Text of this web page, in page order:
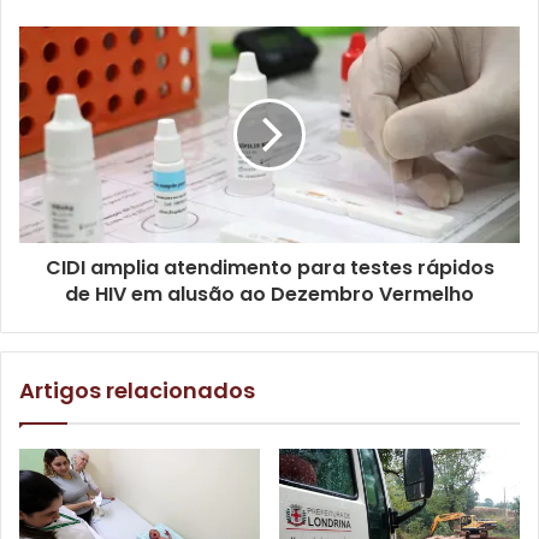
autoridades e belíssimas apresentações artísticas e
culturais dos alunos do Programa Vencer. As crianças
integrantes dos projetos de ginástica rítmica, dança, circo
e karatê fizeram uma linda homenagem aos 90 anos de
Londrina, com apoio da Associação Londrinense de Circo.
CIDI amplia atendimento para testes rápidos
de HIV em alusão ao Dezembro Vermelho
Artigos relacionados